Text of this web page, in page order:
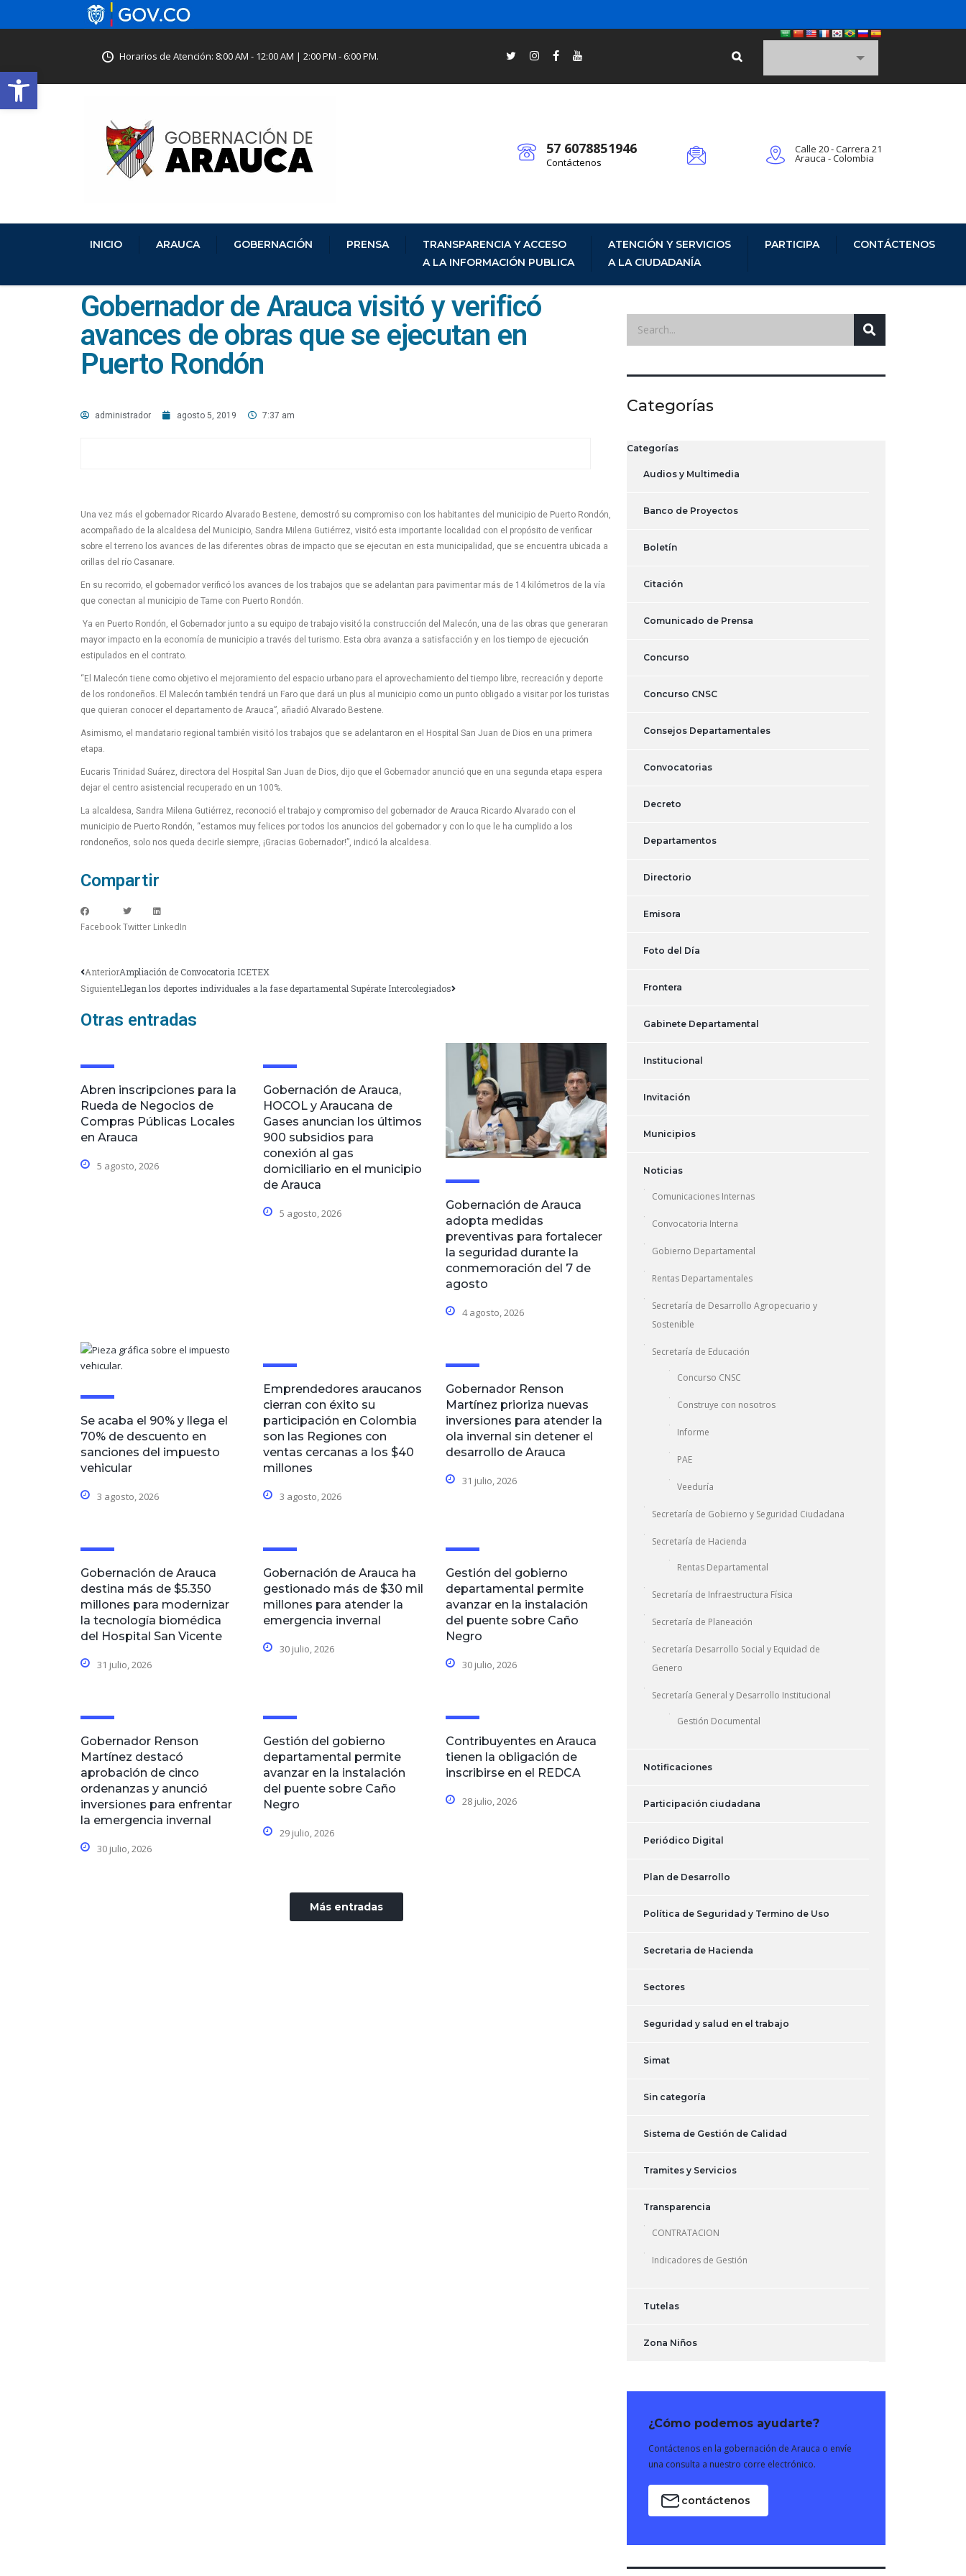
Abrir barra de herramientas
Horarios de Atención: 8:00 AM - 12:00 AM | 2:00 PM - 6:00 PM.
57 6078851946
Contáctenos
Calle 20 - Carrera 21
Arauca - Colombia
INICIO ARAUCA GOBERNACIÓN PRENSA
TRANSPARENCIA Y ACCESO
A LA INFORMACIÓN PUBLICA
ATENCIÓN Y SERVICIOS
A LA CIUDADANÍA
PARTICIPA CONTÁCTENOS
Gobernador de Arauca visitó y verificó
avances de obras que se ejecutan en
Puerto Rondón
administrador agosto 5, 2019 7:37 am
Una vez más el gobernador Ricardo Alvarado Bestene, demostró su compromiso con los habitantes del municipio de Puerto Rondón,
acompañado de la alcaldesa del Municipio, Sandra Milena Gutiérrez, visitó esta importante localidad con el propósito de verificar
sobre el terreno los avances de las diferentes obras de impacto que se ejecutan en esta municipalidad, que se encuentra ubicada a
orillas del río Casanare.
En su recorrido, el gobernador verificó los avances de los trabajos que se adelantan para pavimentar más de 14 kilómetros de la vía
que conectan al municipio de Tame con Puerto Rondón.
Ya en Puerto Rondón, el Gobernador junto a su equipo de trabajo visitó la construcción del Malecón, una de las obras que generaran
mayor impacto en la economía de municipio a través del turismo. Esta obra avanza a satisfacción y en los tiempo de ejecución
estipulados en el contrato.
“El Malecón tiene como objetivo el mejoramiento del espacio urbano para el aprovechamiento del tiempo libre, recreación y deporte
de los rondoneños. El Malecón también tendrá un Faro que dará un plus al municipio como un punto obligado a visitar por los turistas
que quieran conocer el departamento de Arauca”, añadió Alvarado Bestene.
Asimismo, el mandatario regional también visitó los trabajos que se adelantaron en el Hospital San Juan de Dios en una primera
etapa.
Eucaris Trinidad Suárez, directora del Hospital San Juan de Dios, dijo que el Gobernador anunció que en una segunda etapa espera
dejar el centro asistencial recuperado en un 100%.
La alcaldesa, Sandra Milena Gutiérrez, reconoció el trabajo y compromiso del gobernador de Arauca Ricardo Alvarado con el
municipio de Puerto Rondón, “estamos muy felices por todos los anuncios del gobernador y con lo que le ha cumplido a los
rondoneños, solo nos queda decirle siempre, ¡Gracias Gobernador!”, indicó la alcaldesa.
Compartir
FacebookTwitter LinkedIn
AnteriorAmpliación de Convocatoria ICETEX
SiguienteLlegan los deportes individuales a la fase departamental Supérate Intercolegiados
Otras entradas
Abren inscripciones para la
Rueda de Negocios de
Compras Públicas Locales
en Arauca
5 agosto, 2026
Gobernación de Arauca,
HOCOL y Araucana de
Gases anuncian los últimos
900 subsidios para
conexión al gas
domiciliario en el municipio
de Arauca
5 agosto, 2026
Gobernación de Arauca
adopta medidas
preventivas para fortalecer
la seguridad durante la
conmemoración del 7 de
agosto
4 agosto, 2026
Se acaba el 90% y llega el
70% de descuento en
sanciones del impuesto
vehicular
3 agosto, 2026
Emprendedores araucanos
cierran con éxito su
participación en Colombia
son las Regiones con
ventas cercanas a los $40
millones
3 agosto, 2026
Gobernador Renson
Martínez prioriza nuevas
inversiones para atender la
ola invernal sin detener el
desarrollo de Arauca
31 julio, 2026
Gobernación de Arauca
destina más de $5.350
millones para modernizar
la tecnología biomédica
del Hospital San Vicente
31 julio, 2026
Gobernación de Arauca ha
gestionado más de $30 mil
millones para atender la
emergencia invernal
30 julio, 2026
Gestión del gobierno
departamental permite
avanzar en la instalación
del puente sobre Caño
Negro
30 julio, 2026
Gobernador Renson
Martínez destacó
aprobación de cinco
ordenanzas y anunció
inversiones para enfrentar
la emergencia invernal
30 julio, 2026
Gestión del gobierno
departamental permite
avanzar en la instalación
del puente sobre Caño
Negro
29 julio, 2026
Contribuyentes en Arauca
tienen la obligación de
inscribirse en el REDCA
28 julio, 2026
Más entradas
Categorías
Categorías
Audios y Multimedia
Banco de Proyectos
Boletín
Citación
Comunicado de Prensa
Concurso
Concurso CNSC
Consejos Departamentales
Convocatorias
Decreto
Departamentos
Directorio
Emisora
Foto del Día
Frontera
Gabinete Departamental
Institucional
Invitación
Municipios
Noticias
Comunicaciones Internas
Convocatoria Interna
Gobierno Departamental
Rentas Departamentales
Secretaría de Desarrollo Agropecuario y
Sostenible
Secretaría de Educación
Concurso CNSC
Construye con nosotros
Informe
PAE
Veeduría
Secretaría de Gobierno y Seguridad Ciudadana
Secretaría de Hacienda
Rentas Departamental
Secretaría de Infraestructura Física
Secretaría de Planeación
Secretaría Desarrollo Social y Equidad de
Genero
Secretaría General y Desarrollo Institucional
Gestión Documental
Notificaciones
Participación ciudadana
Periódico Digital
Plan de Desarrollo
Política de Seguridad y Termino de Uso
Secretaria de Hacienda
Sectores
Seguridad y salud en el trabajo
Simat
Sin categoría
Sistema de Gestión de Calidad
Tramites y Servicios
Transparencia
CONTRATACION
Indicadores de Gestión
Tutelas
Zona Niños
¿Cómo podemos ayudarte?
Contáctenos en la gobernación de Arauca o envíe
una consulta a nuestro corre electrónico.
contáctenos